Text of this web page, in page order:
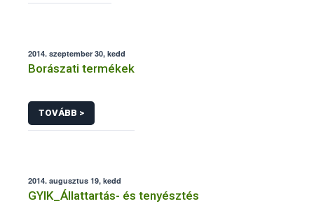
2014. szeptember 30, kedd
Borászati termékek
TOVÁBB >
2014. augusztus 19, kedd
GYIK_Állattartás- és tenyésztés